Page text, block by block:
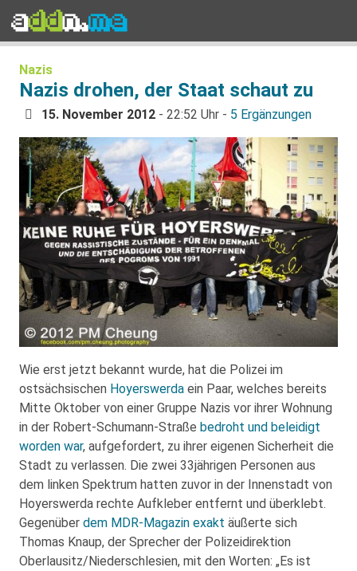
Nazis
Nazis drohen, der Staat schaut zu
15. November 2012 - 22:52 Uhr - 5 Ergänzungen
Wie erst jetzt bekannt wurde, hat die Polizei im
ostsächsischen Hoyerswerda ein Paar, welches bereits
Mitte Oktober von einer Gruppe Nazis vor ihrer Wohnung
in der Robert-Schumann-Straße bedroht und beleidigt
worden war, aufgefordert, zu ihrer eigenen Sicherheit die
Stadt zu verlassen. Die zwei 33jährigen Personen aus
dem linken Spektrum hatten zuvor in der Innenstadt von
Hoyerswerda rechte Aufkleber entfernt und überklebt.
Gegenüber dem MDR-Magazin exakt äußerte sich
Thomas Knaup, der Sprecher der Polizeidirektion
Oberlausitz/Niederschlesien, mit den Worten: „Es ist